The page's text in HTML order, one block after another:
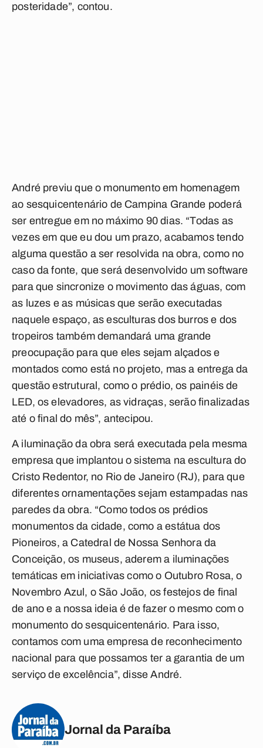
posteridade”, contou.
André previu que o monumento em homenagem
ao sesquicentenário de Campina Grande poderá
ser entregue em no máximo 90 dias. “Todas as
vezes em que eu dou um prazo, acabamos tendo
alguma questão a ser resolvida na obra, como no
caso da fonte, que será desenvolvido um software
para que sincronize o movimento das águas, com
as luzes e as músicas que serão executadas
naquele espaço, as esculturas dos burros e dos
tropeiros também demandará uma grande
preocupação para que eles sejam alçados e
montados como está no projeto, mas a entrega da
questão estrutural, como o prédio, os painéis de
LED, os elevadores, as vidraças, serão finalizadas
até o final do mês”, antecipou.
A iluminação da obra será executada pela mesma
empresa que implantou o sistema na escultura do
Cristo Redentor, no Rio de Janeiro (RJ), para que
diferentes ornamentações sejam estampadas nas
paredes da obra. “Como todos os prédios
monumentos da cidade, como a estátua dos
Pioneiros, a Catedral de Nossa Senhora da
Conceição, os museus, aderem a iluminações
temáticas em iniciativas como o Outubro Rosa, o
Novembro Azul, o São João, os festejos de final
de ano e a nossa ideia é de fazer o mesmo com o
monumento do sesquicentenário. Para isso,
contamos com uma empresa de reconhecimento
nacional para que possamos ter a garantia de um
serviço de excelência”, disse André.
Jornal da Paraíba